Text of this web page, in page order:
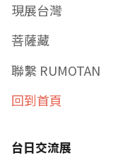
現展台灣
菩薩藏
聯繫 RUMOTAN
回到首頁
台日交流展